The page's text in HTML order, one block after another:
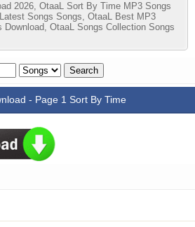
2026, OtaaL Sort By Time MP3 Songs
Songs Songs, OtaaL Best MP3
Download, OtaaL Songs Collection Songs
- Page 1 Sort By Time